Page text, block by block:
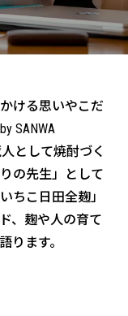
ける思いやこだ
SANWA
として焼酎づく
の先生」として
ちこ日田全麹」
、麹や人の育て
ります。